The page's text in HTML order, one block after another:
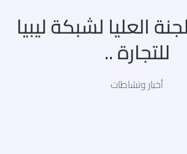
العليا لشبكة ليبيا
للتجارة ..
أخبار ونشاطات